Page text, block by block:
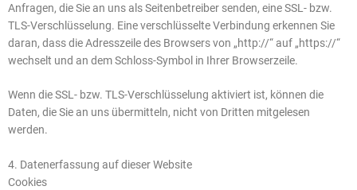
Anfragen, die Sie an uns als Seitenbetreiber senden, eine SSL- bzw.
TLS-Verschlüsselung. Eine verschlüsselte Verbindung erkennen Sie
daran, dass die Adresszeile des Browsers von „http://“ auf „https://“
wechselt und an dem Schloss-Symbol in Ihrer Browserzeile.
Wenn die SSL- bzw. TLS-Verschlüsselung aktiviert ist, können die
Daten, die Sie an uns übermitteln, nicht von Dritten mitgelesen
werden.
4. Datenerfassung auf dieser Website
Cookies